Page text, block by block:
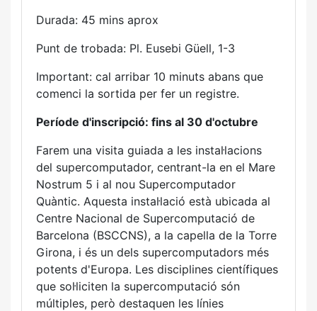
Durada: 45 mins aprox
Punt de trobada: Pl. Eusebi Güell, 1-3
Important: cal arribar 10 minuts abans que
comenci la sortida per fer un registre.
Període d'inscripció: fins al 30 d'octubre
Farem una visita guiada a les instal·lacions
del supercomputador, centrant-la en el Mare
Nostrum 5 i al nou Supercomputador
Quàntic. Aquesta instal·lació està ubicada al
Centre Nacional de Supercomputació de
Barcelona (BSCCNS), a la capella de la Torre
Girona, i és un dels supercomputadors més
potents d'Europa. Les disciplines científiques
que sol·liciten la supercomputació són
múltiples, però destaquen les línies